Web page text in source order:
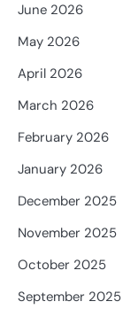
June 2026
May 2026
April 2026
March 2026
February 2026
January 2026
December 2025
November 2025
October 2025
September 2025